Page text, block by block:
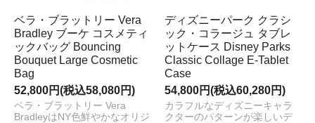
ベラ・ブラットリー Vera
Bradley ブーケ コスメティ
ックバッグ Bouncing
Bouquet Large Cosmetic
Bag
52,800円(税込58,080円)
ベラ・ブラットリー Vera
BradleyはNY色鮮やかなオリジ
ディズニーパーク クラシ
ック・コラージュ タブレ
ットケース Disney Parks
Classic Collage E-Tablet
Case
54,800円(税込60,280円)
カラフルなディズニーキャラ
クターのパターンが楽しいデ